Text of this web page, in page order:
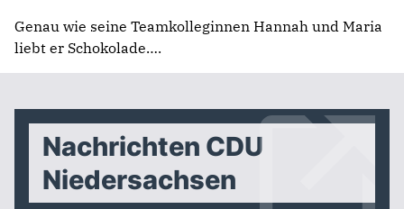
Genau wie seine Teamkolleginnen Hannah und Maria
liebt er Schokolade….
Nachrichten CDU
Niedersachsen